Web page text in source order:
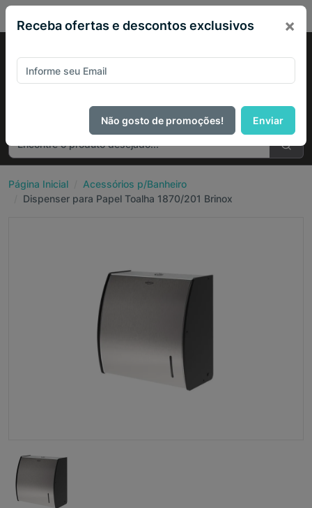
Página Inicial
Acessórios p/Banheiro
Dispenser para Papel Toalha 1870/201 Brinox
Receba ofertas e descontos exclusivos ×
Não gosto de promoções! Enviar